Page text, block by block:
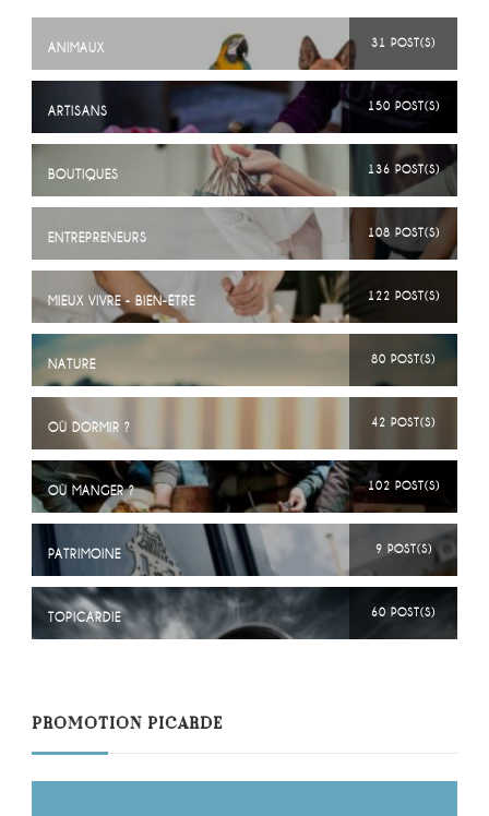
ANIMAUX 31 POST(S)
ARTISANS 150 POST(S)
BOUTIQUES 136 POST(S)
ENTREPRENEURS 108 POST(S)
MIEUX VIVRE - BIEN-ÊTRE 122 POST(S)
NATURE 80 POST(S)
OÙ DORMIR ? 42 POST(S)
OÙ MANGER ? 102 POST(S)
PATRIMOINE 9 POST(S)
TOPICARDIE 60 POST(S)
PROMOTION PICARDE